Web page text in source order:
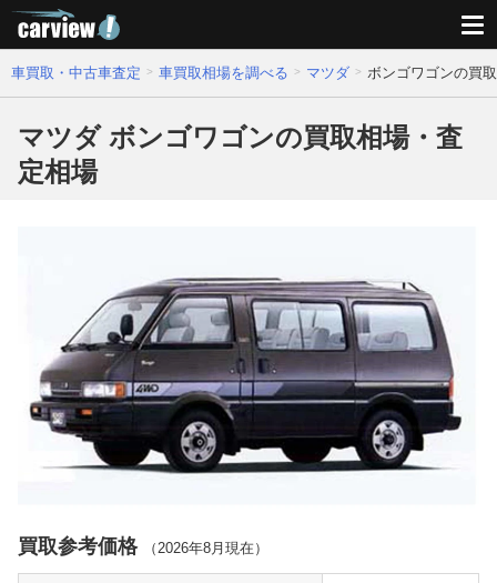
車買取・中古車査定 車買取相場を調べる マツダ ボンゴワゴンの買
マツダ ボンゴワゴンの買取相場・査
定相場
買取参考価格 （ 2026年8月 現在）